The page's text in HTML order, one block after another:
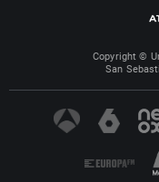
Copyright ©
San